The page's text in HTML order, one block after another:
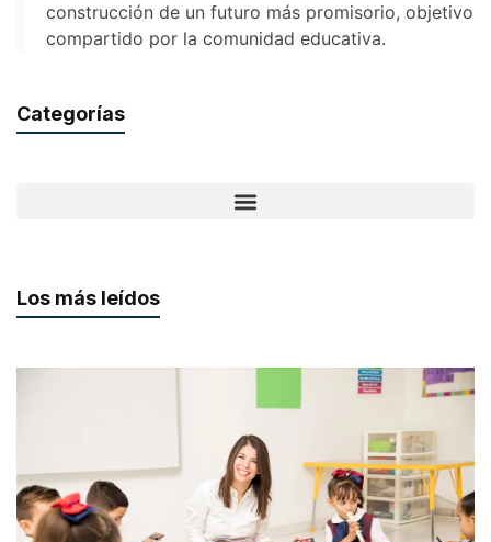
construcción de un futuro más promisorio, objetivo
compartido por la comunidad educativa.
Categorías
Los más leídos